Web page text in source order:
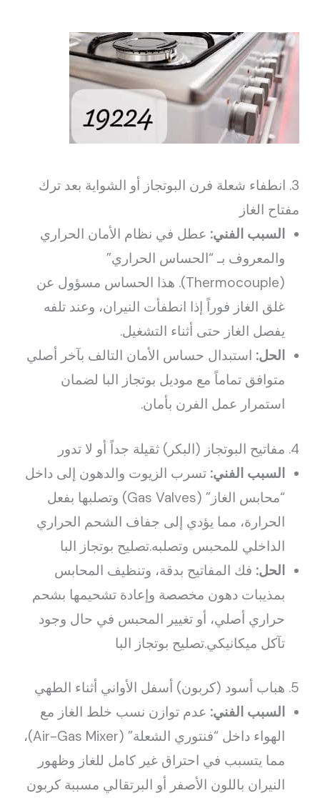
3. انطفاء شعلة فرن البوتجاز أو الشواية بعد ترك
مفتاح الغاز
السبب الفني: عطل في نظام الأمان الحراري
والمعروف بـ “الحساس الحراري”
(Thermocouple). هذا الحساس مسؤول عن
غلق الغاز فوراً إذا انطفأت النيران، وعند تلفه
يفصل الغاز حتى أثناء التشغيل.
الحل: استبدال حساس الأمان التالف بآخر أصلي
متوافق تماماً مع موديل بوتجاز البا لضمان
استمرار عمل الفرن بأمان.
4. مفاتيح البوتجاز (البكر) ثقيلة جداً أو لا تدور
السبب الفني: تسرب الزيوت والدهون إلى داخل
“محابس الغاز” (Gas Valves) وتصلبها بفعل
الحرارة، مما يؤدي إلى جفاف الشحم الحراري
الداخلي للمحبس وتصلبه.تصليح بوتجاز البا
الحل: فك المفاتيح بدقة، وتنظيف المحابس
بمذيبات دهون مخصصة وإعادة تشحيمها بشحم
حراري أصلي، أو تغيير المحبس في حال وجود
تآكل ميكانيكي.تصليح بوتجاز البا
5. هباب أسود (كربون) أسفل الأواني أثناء الطهي
السبب الفني: عدم توازن نسب خلط الغاز مع
الهواء داخل “فنتوري الشعلة” (Air-Gas Mixer)،
مما يتسبب في احتراق غير كامل للغاز وظهور
النيران باللون الأصفر أو البرتقالي مسببة كربون